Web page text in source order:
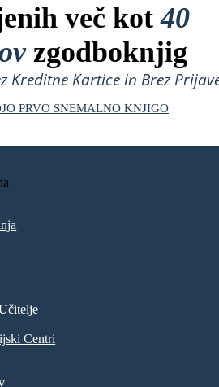
več kot40
zgodboknjig
Kreditne Kartice in Brez
PRVO SNEMALNO KNJIGO
Centri